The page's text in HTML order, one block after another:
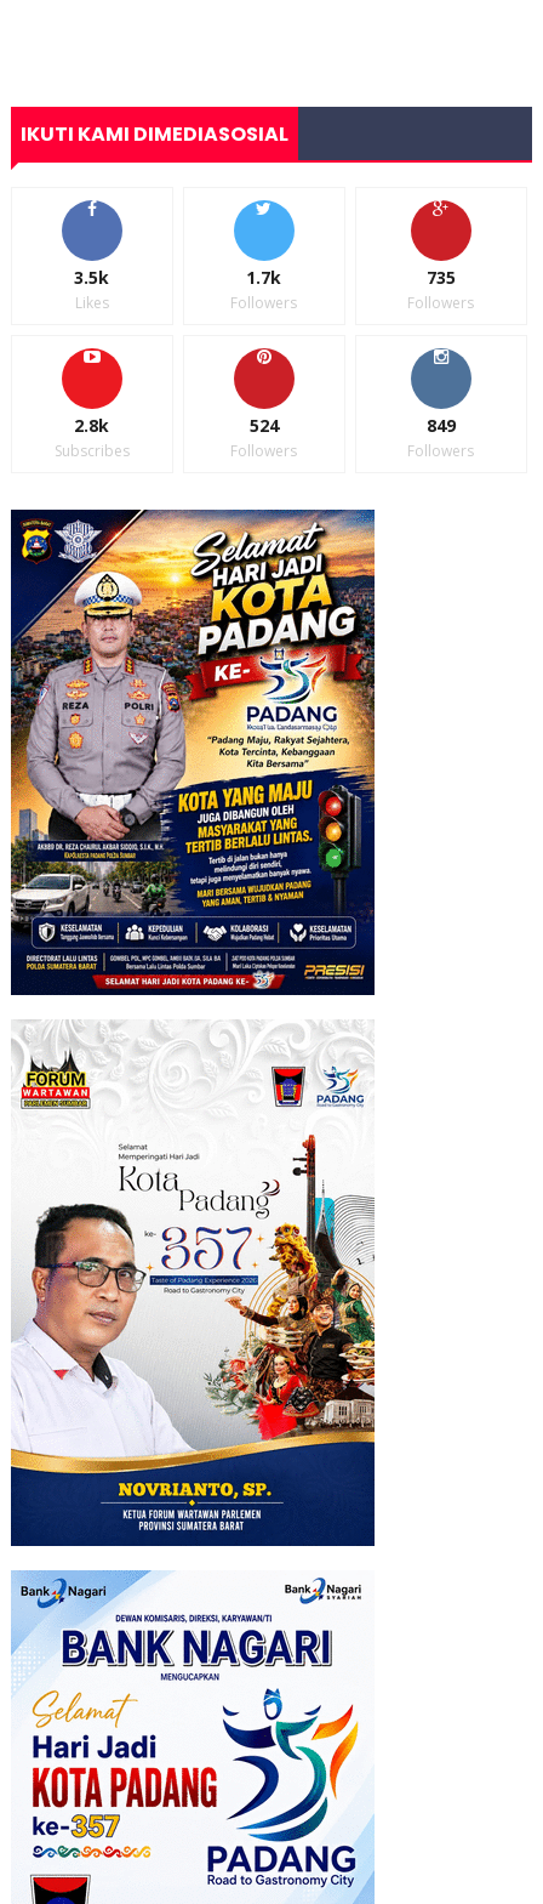
IKUTI KAMI DIMEDIASOSIAL
3.5k
Likes
1.7k
Followers
735
Followers
2.8k
Subscribes
524
Followers
849
Followers